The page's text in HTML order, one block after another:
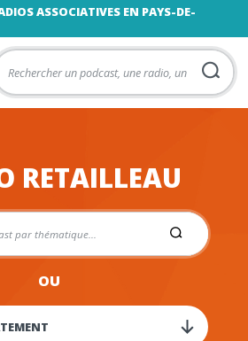
ASSOCIATIVES EN PAYS-DE-
RETAILLEAU
OU